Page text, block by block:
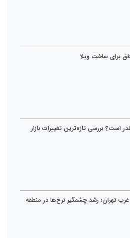
برای ساخت ویلا
بررسی تازه‌ترین تغییرات بازار
غرب تهران؛ رشد چشمگیر نرخ‌ها در منطقه